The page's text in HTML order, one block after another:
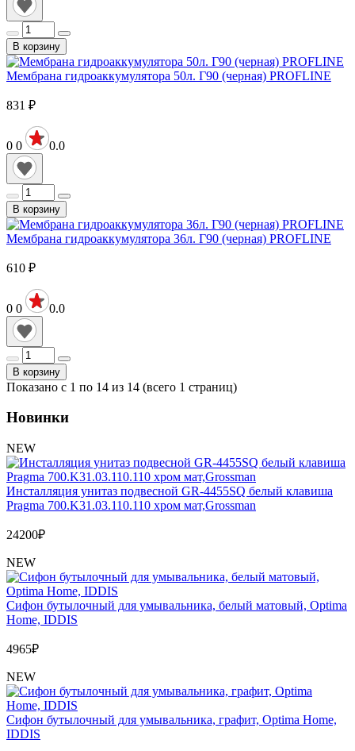
В корзину
Мембрана гидроаккумулятора 50л. Г90 (черная) PROFLINE
831 ₽
0 0 0.0
В корзину
Мембрана гидроаккумулятора 36л. Г90 (черная) PROFLINE
610 ₽
0 0 0.0
В корзину
Показано с 1 по 14 из 14 (всего 1 страниц)
Новинки
NEW
Инсталляция унитаз подвесной GR-4455SQ белый клавиша
Pragma 700.K31.03.110.110 хром мат,Grossman
24200₽
NEW
Сифон бутылочный для умывальника, белый матовый, Optima
Home, IDDIS
4965₽
NEW
Сифон бутылочный для умывальника, графит, Optima Home,
IDDIS